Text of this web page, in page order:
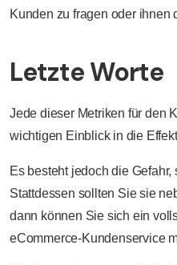
Kunden zu fragen oder ihnen
Letzte Worte
Jede dieser Metriken für den
wichtigen Einblick in die
Es besteht jedoch die
Stattdessen sollten Sie sie
dann können Sie sich ein
eCommerce-Kundenservice